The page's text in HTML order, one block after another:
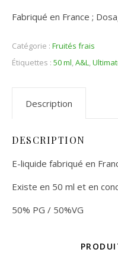
Fabriqué en France ;
Catégorie : Fruités frais
Étiquettes : 50 ml,A&L,
Description
DESCRIPTION
E-liquide fabriqué en
Existe en 50 ml et en
50% PG / 50%VG